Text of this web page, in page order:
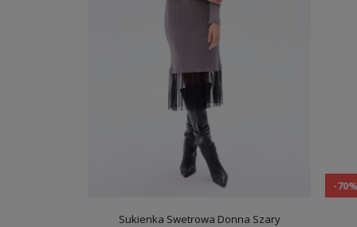
-
Sukienka Swetrowa Donna Szary